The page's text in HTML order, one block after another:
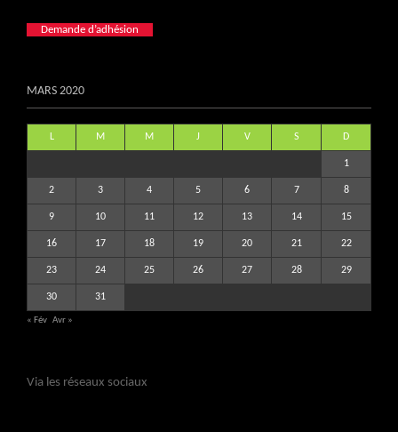
Demande d’adhésion
MARS 2020
L M M J V S D
1
2 3 4 5 6 7 8
9 10 11 12 13 14 15
16 17 18 19 20 21 22
23 24 25 26 27 28 29
30 31
« Fév Avr »
Via les réseaux sociaux